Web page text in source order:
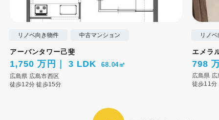
リノベ向き物件 中古マンション
アーバンタワー己斐
1,750 万円 3 LDK 68.04㎡
広島県 広島市西区
徒歩12分徒歩15分
リノ
エメラ
798
広島県
徒歩11分